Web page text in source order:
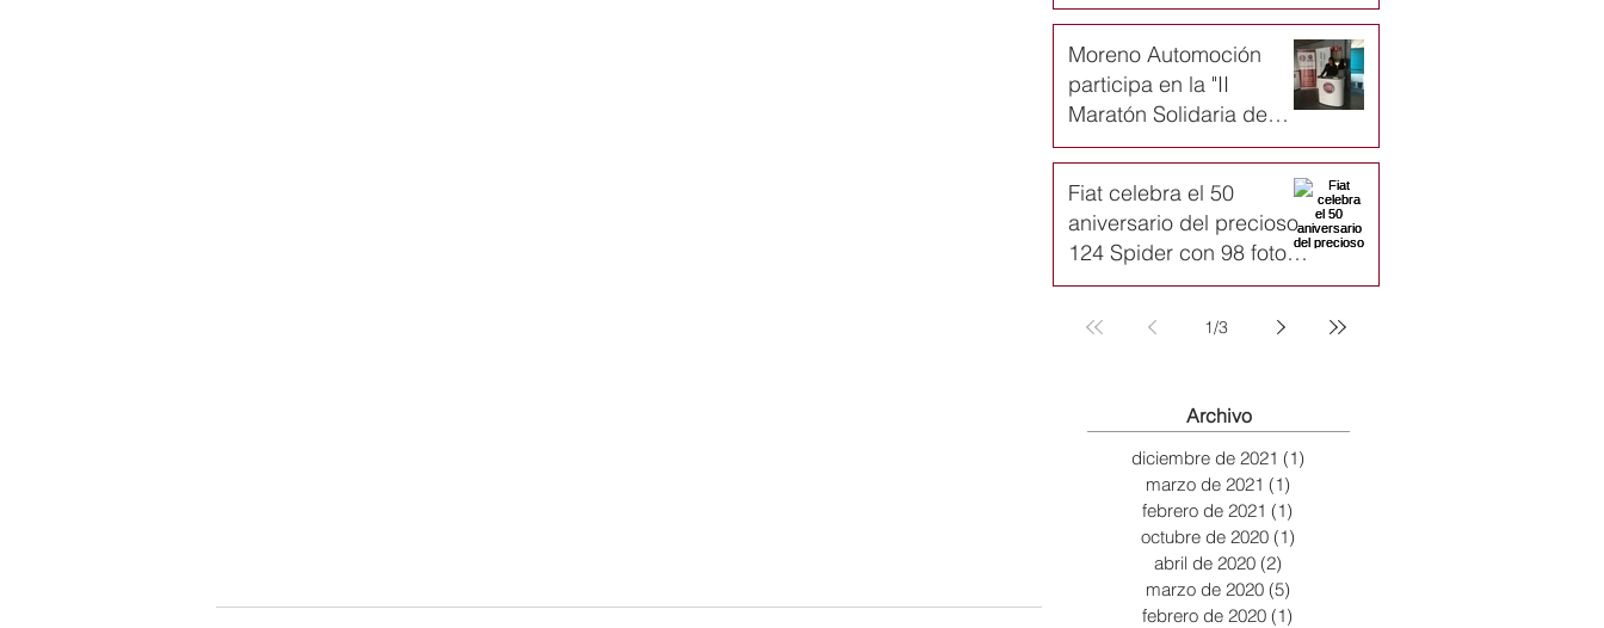
Moreno Automoción
participa en la "II
Maratón Solidaria de
Navidad de Karate
Fiat celebra el 50
aniversario del precioso
124 Spider con 98 fotos
y un emotivo vídeo
1/3
Archivo
diciembre de 2021 (1)1 entrada
marzo de 2021 (1)1 entrada
febrero de 2021 (1)
octubre de 2020 (1)1 entrada
abril de 2020 (2)2 entradas
marzo de 2020 (5)5 entradas
febrero de 2020 (1)